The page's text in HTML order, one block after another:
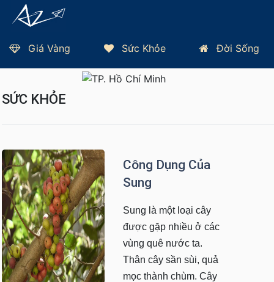
Giá Vàng Sức Khỏe Đời Sống
Trang Chủ Sức Khỏe
SỨC KHỎE
Công Dụng Của
Sung
Sung là một loại cây
được gặp nhiều ở các
vùng quê nước ta.
Thân cây sần sùi, quả
mọc thành chùm. Cây